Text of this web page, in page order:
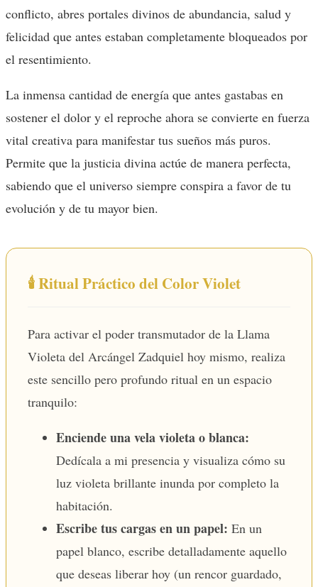
conflicto, abres portales divinos de abundancia, salud y
felicidad que antes estaban completamente bloqueados por
el resentimiento.
La inmensa cantidad de energía que antes gastabas en
sostener el dolor y el reproche ahora se convierte en fuerza
vital creativa para manifestar tus sueños más puros.
Permite que la justicia divina actúe de manera perfecta,
sabiendo que el universo siempre conspira a favor de tu
evolución y de tu mayor bien.
🕯️ Ritual Práctico del Color Violet
Para activar el poder transmutador de la Llama
Violeta del Arcángel Zadquiel hoy mismo, realiza
este sencillo pero profundo ritual en un espacio
tranquilo:
Enciende una vela violeta o blanca:
Dedícala a mi presencia y visualiza cómo su
luz violeta brillante inunda por completo la
habitación.
Escribe tus cargas en un papel: En un
papel blanco, escribe detalladamente aquello
que deseas liberar hoy (un rencor guardado,